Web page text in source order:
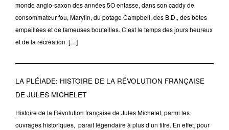
monde anglo-saxon des années 5O entasse, dans son caddy de
consommateur fou, Marylin, du potage Campbell, des B.D., des bêtes
empaillées et de fameuses bouteilles. C’est le temps des jours heureux
et de la récréation. […]
LA PLÉIADE: HISTOIRE DE LA RÉVOLUTION FRANÇAISE
DE JULES MICHELET
Histoire de la Révolution française de Jules Michelet, parmi les
ouvrages historiques, paraît légendaire à plus d’un titre. En effet, pour